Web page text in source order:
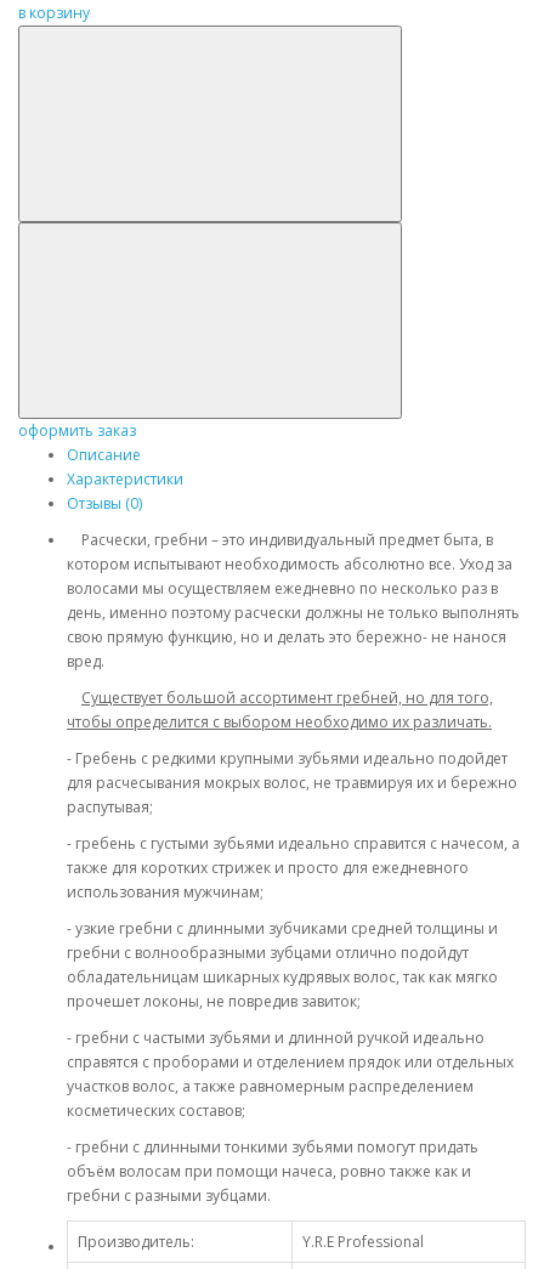
в корзину
оформить заказ
Описание
Характеристики
Отзывы (0)
Расчески, гребни – это индивидуальный предмет быта, в
котором испытывают необходимость абсолютно все. Уход за
волосами мы осуществляем ежедневно по несколько раз в
день, именно поэтому расчески должны не только выполнять
свою прямую функцию, но и делать это бережно- не нанося
вред.
Существует большой ассортимент гребней, но для того,
чтобы определится с выбором необходимо их различать.
- Гребень с редкими крупными зубьями идеально подойдет
для расчесывания мокрых волос, не травмируя их и бережно
распутывая;
- гребень с густыми зубьями идеально справится с начесом, а
также для коротких стрижек и просто для ежедневного
использования мужчинам;
- узкие гребни с длинными зубчиками средней толщины и
гребни с волнообразными зубцами отлично подойдут
обладательницам шикарных кудрявых волос, так как мягко
прочешет локоны, не повредив завиток;
- гребни с частыми зубьями и длинной ручкой идеально
справятся с проборами и отделением прядок или отдельных
участков волос, а также равномерным распределением
косметических составов;
- гребни с длинными тонкими зубьями помогут придать
объём волосам при помощи начеса, ровно также как и
гребни с разными зубцами.
Производитель:
Y.R.E Professional